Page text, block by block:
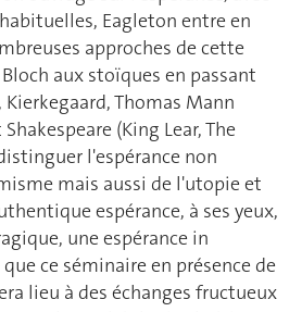
Eagleton entre en
approches de cette
aux stoïques en passant
Thomas Mann
(King Lear, The
l'espérance non
mais aussi de l'utopie et
espérance, à ses yeux,
une espérance in
ce séminaire en présence de
lieu à des échanges fructueux